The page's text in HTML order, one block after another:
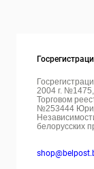
2004 г.
Торговом
№253444
белорусских